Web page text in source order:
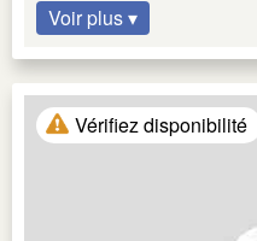
Voir plus ▾
Vérifiez disponibilité